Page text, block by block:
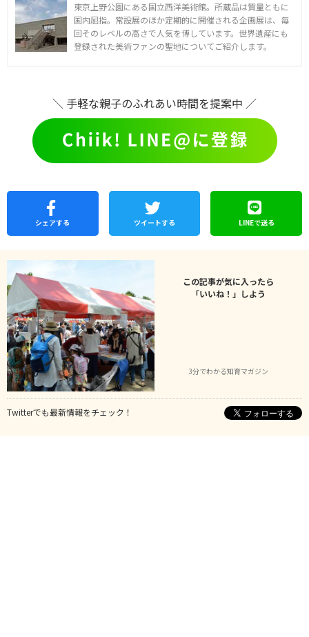
東京上野公園にある国立西洋美術館。所蔵品は質量ともに
国内屈指。常設展のほか定期的に開催される企画展は、毎
回そのレベルの高さで人気を博しています。世界遺産にも
登録された美術ファンの聖地についてご紹介します。
＼ 手軽な親子のふれあい時間を提案中 ／
シェアする ツイートする LINEで送る
この記事が気に入ったら
「いいね！」しよう
3分でわかる知育マガジン
Twitterでも最新情報をチェック！